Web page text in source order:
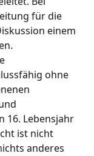
für die
einem
ohne
16. Lebensjahr
ist nicht
anderes